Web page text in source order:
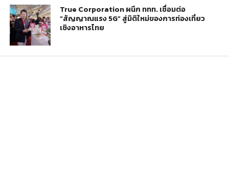
True Corporation ผนึก ททท. เชื่อมต่อ
“สัญญาณแรง 5G” สู่มิติใหม่ของการท่องเที่ยว
เชิงอาหารไทย